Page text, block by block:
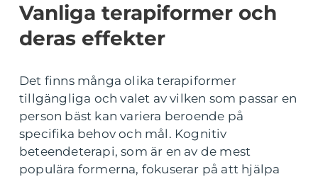
Vanliga terapiformer och
deras effekter
Det finns många olika terapiformer
tillgängliga och valet av vilken som passar en
person bäst kan variera beroende på
specifika behov och mål. Kognitiv
beteendeterapi, som är en av de mest
populära formerna, fokuserar på att hjälpa